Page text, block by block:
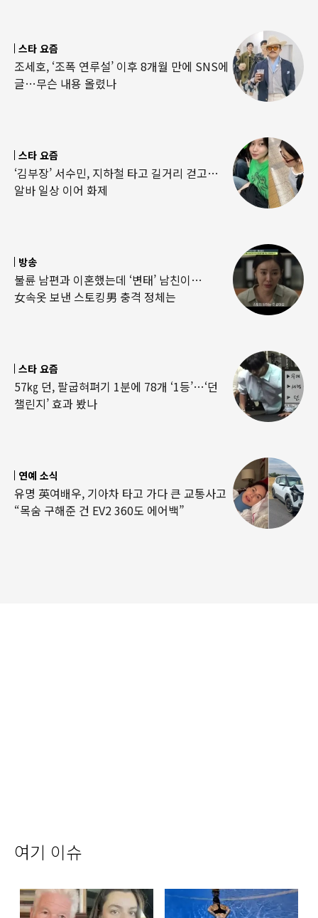
스타 요즘
조세호, ‘조폭 연루설’ 이후 8개월 만에 SNS에
글…무슨 내용 올렸나
스타 요즘
‘김부장’ 서수민, 지하철 타고 길거리 걷고…
알바 일상 이어 화제
방송
불륜 남편과 이혼했는데 ‘변태’ 남친이…
女속옷 보낸 스토킹男 충격 정체는
스타 요즘
57㎏ 던, 팔굽혀펴기 1분에 78개 ‘1등’…‘던
챌린지’ 효과 봤나
연예 소식
유명 英여배우, 기아차 타고 가다 큰 교통사고
“목숨 구해준 건 EV2 360도 에어백”
여기 이슈